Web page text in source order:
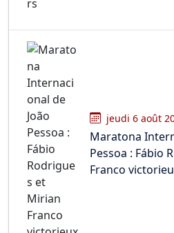
jeudi 6 août
Maratona
Pessoa : Fábio
Franco